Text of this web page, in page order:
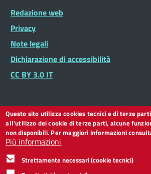
Footer
Widget
Footer
menu
Redazione web
Privacy
Note legali
Dichiarazione di accessibilità
CC BY 3.0 IT
Questo sito utilizza cookies tecnici e di terze
all'utilizzo dei cookie di terze parti, alcune
non disponibili. Per maggiori informazioni
Più informazioni
Strettamente necessari (cookie tecnici)